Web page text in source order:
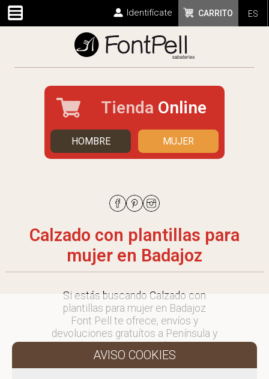
ES
CARRITO
Identifícate
Tienda Online
HOMBRE MUJER
Calzado con plantillas para
mujer en Badajoz
Si estás buscando Calzado con
plantillas para mujer en Badajoz
Font Pell te ofrece, envíos y
devoluciones gratuítos a Península y
consultar
en comercial@fontpell.com.